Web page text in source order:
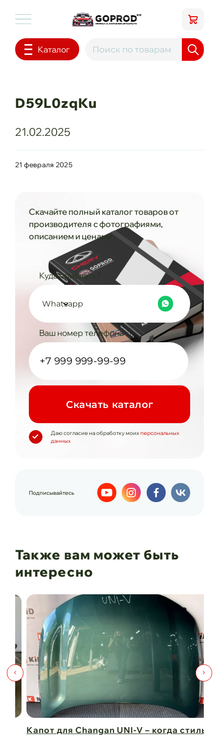
Каталог
D59L0zqKu
21.02.2025
21 февраля 2025
Скачайте полный каталог товаров от
производителя с фотографиями,
описанием и ценами
Куда прислать?
Whatsapp
Ваш номер телефона
Cкачать каталог
Даю согласие на обработку моих персональных
данных
Подписывайтесь
Также вам может быть
интересно
Капот для Changan UNI-V – когда стиль и